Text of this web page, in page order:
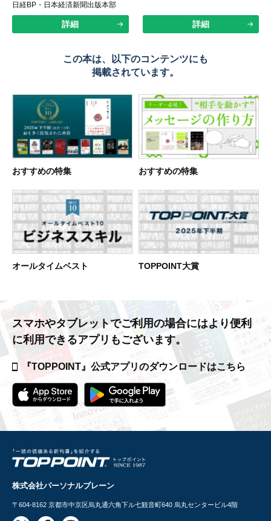
日経BP・日本経済新聞出版本部
詳細 詳細
この本は、以下のコンテンツにも
掲載されています。
おすすめの特集 おすすめの特集
オールタイムベスト TOPPOINT大賞
スマホやタブレットでご利用の場合にはより便利
に利用できるアプリもございます。
『TOPPOINT』公式アプリのダウンロードはこちら
株式会社パーソナルブレーン
〒604-8162 京都市中京区烏丸通六角下ル七観音町640 烏丸センタービル4階